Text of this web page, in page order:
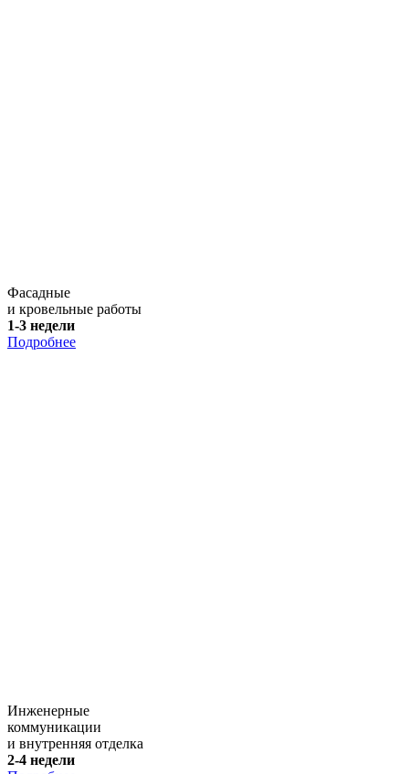
Фасадные
и кровельные работы
1-3 недели
Подробнее
Инженерные
коммуникации
и внутренняя отделка
2-4 недели